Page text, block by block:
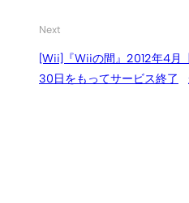
Next
[Wii]『Wiiの間』2012年4月
30日をもってサービス終了